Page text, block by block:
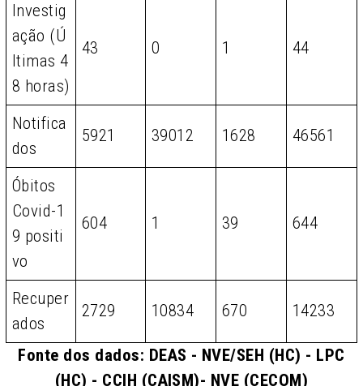
Investig
ação (Ú
ltimas 4
8 horas)
43 0 1 44
Notifica
dos
5921 39012 1628 46561
Óbitos
Covid-1
9 positi
vo
604 1 39 644
Recuper
ados
2729 10834 670 14233
Fonte dos dados: DEAS - NVE/SEH (HC) - LPC
(HC) - CCIH (CAISM)- NVE (CECOM)